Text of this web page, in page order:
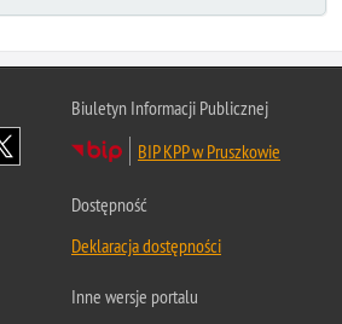
Biuletyn Informacji Publicznej
BIP KPP w Pruszkowie
Dostępność
Deklaracja dostępności
Inne wersje portalu